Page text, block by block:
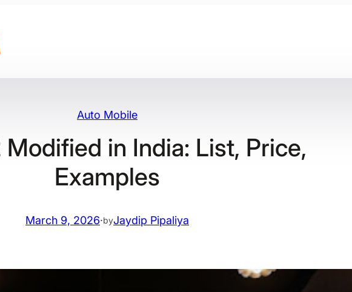
Auto Mobile
in India: List, Price,
Examples
March 9, 2026·byJaydip Pipaliya